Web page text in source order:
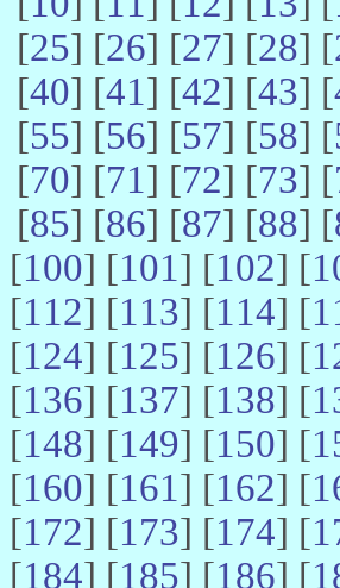
[25] [26] [27] [28] [
[40] [41] [42] [43] [
[55] [56] [57] [58] [
[70] [71] [72] [73] [
[85] [86] [87] [88] [
[100] [101] [102] [
[112] [113] [114] [
[124] [125] [126] [
[136] [137] [138] [
[148] [149] [150] [
[160] [161] [162] [
[172] [173] [174] [
[184] [185] [186] [